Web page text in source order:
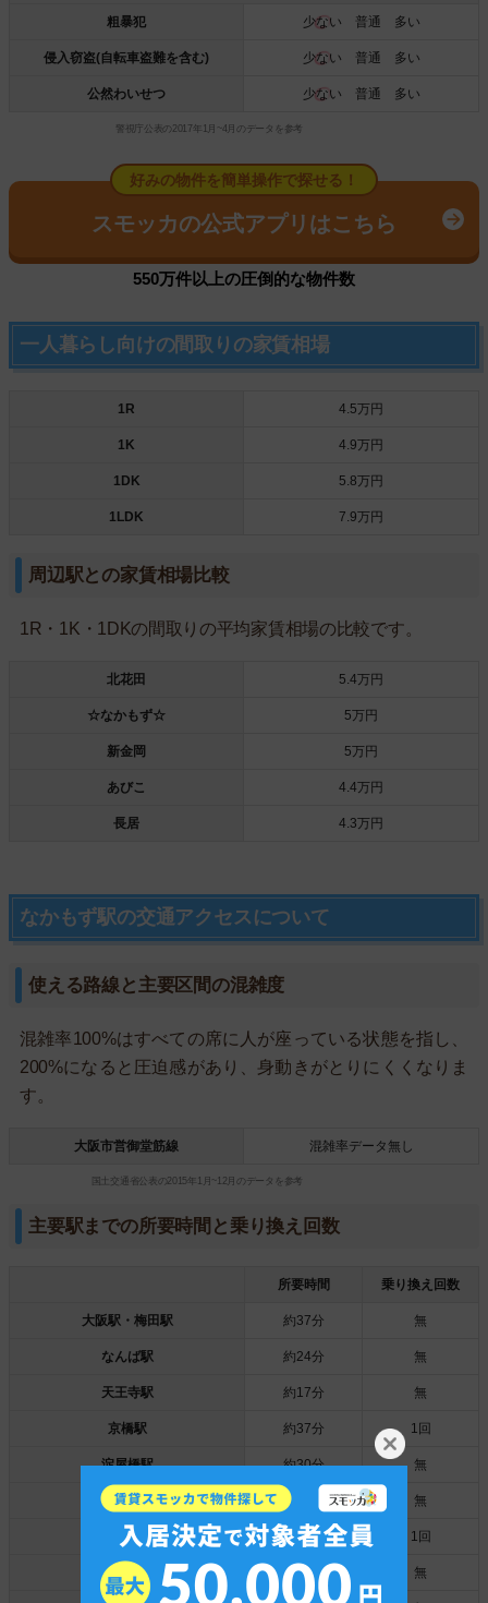
粗暴犯 少ない 普通 多い
侵入窃盗(自転車盗難を含む) 少ない 普通 多い
公然わいせつ 少ない 普通 多い
警視庁公表の2017年1月~4月のデータを参考
好みの物件を簡単操作で探せる！
スモッカの公式アプリはこちら
550万件以上の圧倒的な物件数
一人暮らし向けの間取りの家賃相場
1R 4.5万円
1K 4.9万円
1DK 5.8万円
1LDK 7.9万円
周辺駅との家賃相場比較
1R・1K・1DKの間取りの平均家賃相場の比較です。
北花田 5.4万円
☆なかもず☆ 5万円
新金岡 5万円
あびこ 4.4万円
長居 4.3万円
なかもず駅の交通アクセスについて
使える路線と主要区間の混雑度
混雑率100%はすべての席に人が座っている状態を指し、
200%になると圧迫感があり、身動きがとりにくくなりま
す。
大阪市営御堂筋線 混雑率データ無し
国土交通省公表の2015年1月~12月のデータを参考
主要駅までの所要時間と乗り換え回数
所要時間 乗り換え回数
大阪駅・梅田駅 約37分 無
なんば駅 約24分 無
天王寺駅 約17分 無
京橋駅 約37分 1回
淀屋橋駅 約30分 無
本町駅 約28分 無
鶴橋駅 約29分 1回
大阪阿部野橋駅 約24分 無